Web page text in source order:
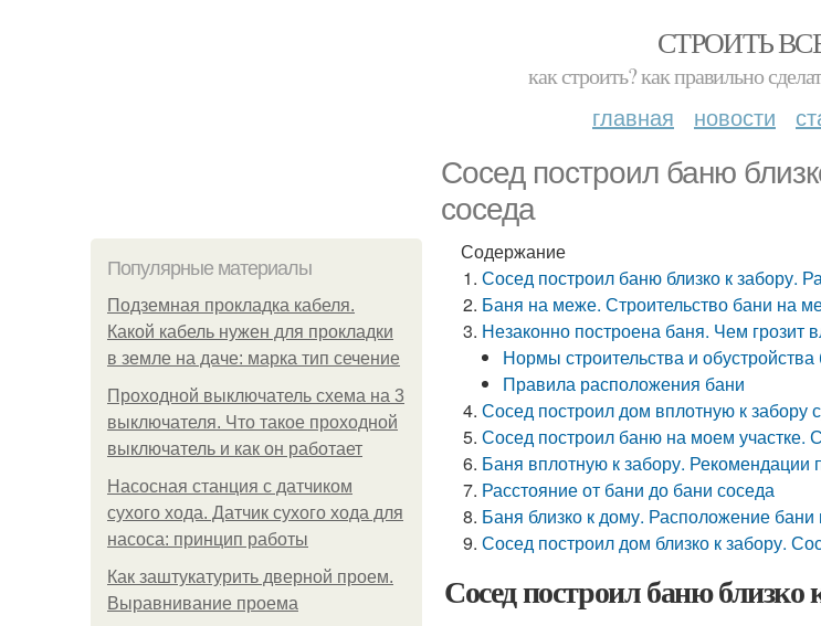
СТРОИТЬ
как строить? как правильно
главная новости
Сосед построил баню
соседа
Популярные материалы
Подземная прокладка кабеля.
Какой кабель нужен для прокладки
в земле на даче: марка тип сечение
Проходной выключатель схема на 3
выключателя. Что такое проходной
выключатель и как он работает
Насосная станция с датчиком
сухого хода. Датчик сухого хода для
насоса: принцип работы
Как заштукатурить дверной проем.
Выравнивание проема
Содержание
Сосед построил баню близко к забору.
Баня на меже. Строительство бани на
Незаконно построена баня. Чем грозит
Нормы строительства и обустройства
Правила расположения бани
Сосед построил дом вплотную к забору
Сосед построил баню на моем участке.
Баня вплотную к забору.
Расстояние от бани до бани соседа
Баня близко к дому. Расположение
Сосед построил дом близко к забору.
Сосед построил баню близко